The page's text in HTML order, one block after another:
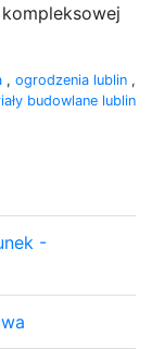
, ogrodzenia lublin ,
budowlane lublin
-